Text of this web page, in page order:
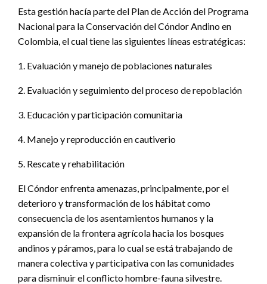
Esta gestión hacía parte del Plan de Acción del Programa
Nacional para la Conservación del Cóndor Andino en
Colombia, el cual tiene las siguientes líneas estratégicas:
1. Evaluación y manejo de poblaciones naturales
2. Evaluación y seguimiento del proceso de repoblación
3. Educación y participación comunitaria
4. Manejo y reproducción en cautiverio
5. Rescate y rehabilitación
El Cóndor enfrenta amenazas, principalmente, por el
deterioro y transformación de los hábitat como
consecuencia de los asentamientos humanos y la
expansión de la frontera agrícola hacia los bosques
andinos y páramos, para lo cual se está trabajando de
manera colectiva y participativa con las comunidades
para disminuir el conflicto hombre-fauna silvestre.